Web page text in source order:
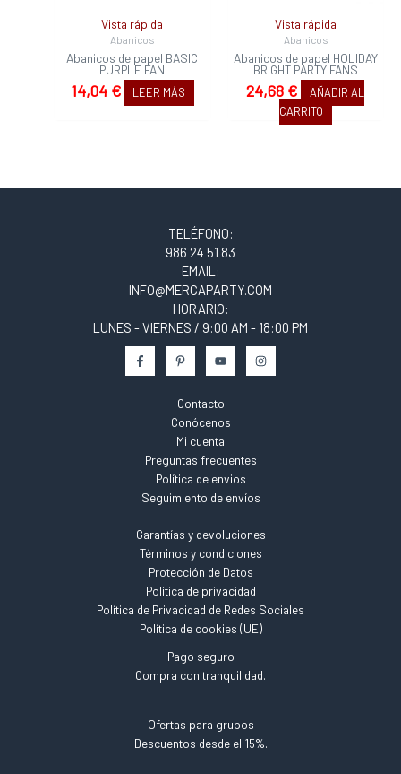
Vista rápida
Abanicos
Abanicos de papel BASIC
PURPLE FAN
14,04 € LEER MÁS
Vista rápida
Abanicos
Abanicos de papel HOLIDAY
BRIGHT PARTY FANS
24,68 €
AÑADIR AL
CARRITO
TELÉFONO:
986 24 51 83
EMAIL:
INFO@MERCAPARTY.COM
HORARIO:
LUNES - VIERNES / 9:00 AM - 18:00 PM
Contacto
Conócenos
Mi cuenta
Preguntas frecuentes
Política de envios
Seguimiento de envíos
Garantías y devoluciones
Términos y condiciones
Protección de Datos
Política de privacidad
Política de Privacidad de Redes Sociales
Política de cookies (UE)
Pago seguro
Compra con tranquilidad.
Ofertas para grupos
Descuentos desde el 15%.